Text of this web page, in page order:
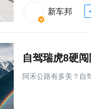
新车邦
自驾瑞虎8硬
阿禾公路有多美？自